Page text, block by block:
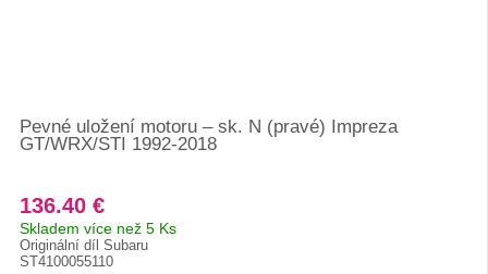
Pevné uložení motoru – sk. N (pravé) Impreza
GT/WRX/STI 1992-2018
136.40 €
Skladem více než 5 Ks
Originální díl Subaru
ST4100055110